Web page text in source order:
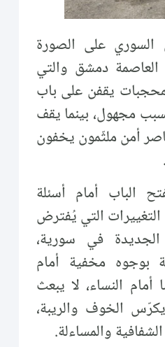
السوري على الصورة
دمشق والتي
يقفن على باب
مجهول، بينما يقف
أمن ملثّمون يخفون
الباب أمام أسئلة
التي يُفترض
الجديدة في سورية،
بوجوه مخفية أمام
النساء، لا يبعث
الخوف والريبة،
والمساءلة.